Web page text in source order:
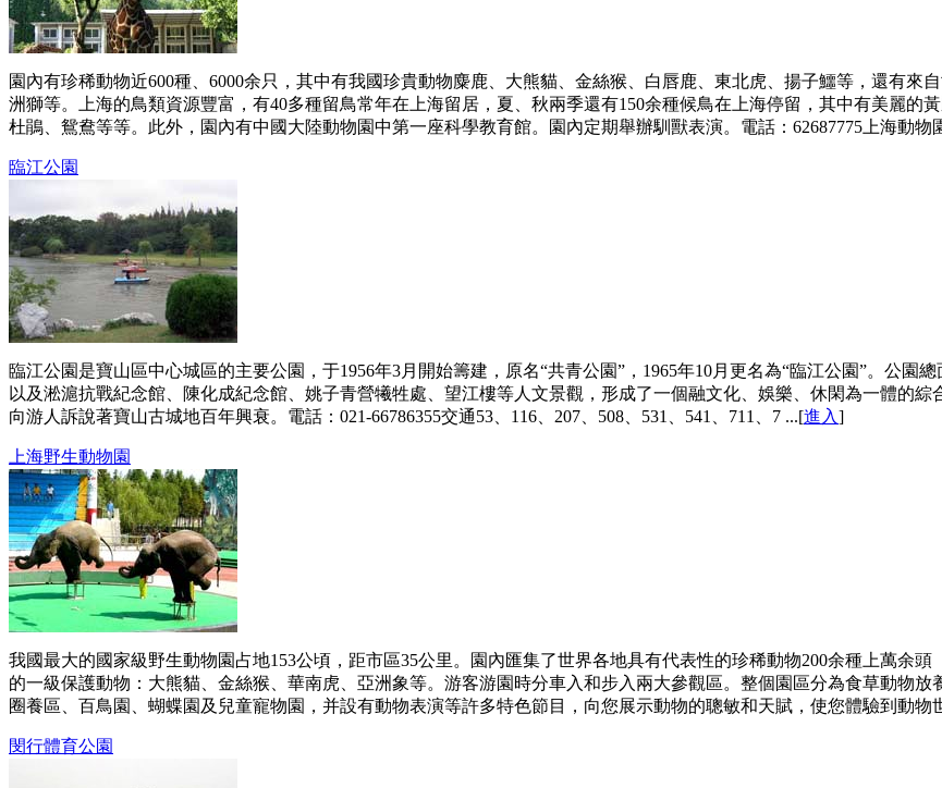
園內有珍稀動物近600種、6000余只，其中有我國珍貴動物麋鹿、大熊貓、金絲猴、白唇鹿、東北虎、揚子鱷等，還有
洲獅等。上海的鳥類資源豐富，有40多種留鳥常年在上海留居，夏、秋兩季還有150余種候鳥在上海停留，其中有美麗的
杜鵑、鴛鴦等等。此外，園內有中國大陸動物園中第一座科學教育館。園內定期舉辦馴獸表演。電話：62687775上海動物
臨江公園
臨江公園是寶山區中心城區的主要公園，于1956年3月開始籌建，原名“共青公園”，1965年10月更名為“臨江公園”。公園
以及淞滬抗戰紀念館、陳化成紀念館、姚子青營犧牲處、望江樓等人文景觀，形成了一個融文化、娛樂、休閑為一體的
向游人訴說著寶山古城地百年興衰。電話：021-66786355交通53、116、207、508、531、541、711、7 ...[進入]
上海野生動物園
我國最大的國家級野生動物園占地153公頃，距市區35公里。園內匯集了世界各地具有代表性的珍稀動物200余種上萬余
的一級保護動物：大熊貓、金絲猴、華南虎、亞洲象等。游客游園時分車入和步入兩大參觀區。整個園區分為食草動物
圈養區、百鳥園、蝴蝶園及兒童寵物園，并設有動物表演等許多特色節目，向您展示動物的聰敏和天賦，使您體驗到動物
閔行體育公園